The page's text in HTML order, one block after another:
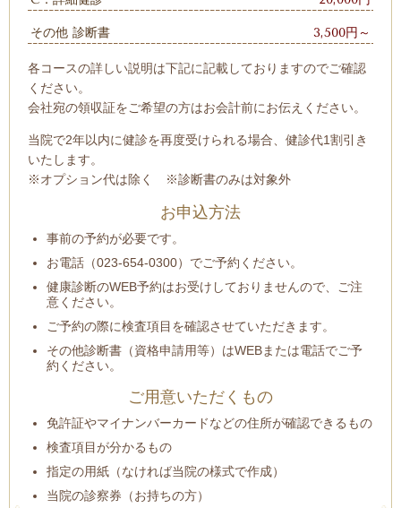
その他 診断書 3,500円～
各コースの詳しい説明は下記に記載しておりますのでご確認
ください。
会社宛の領収証をご希望の方はお会計前にお伝えください。
当院で2年以内に健診を再度受けられる場合、健診代1割引き
いたします。
※オプション代は除く ※診断書のみは対象外
お申込方法
事前の予約が必要です。
お電話（023-654-0300）でご予約ください。
健康診断のWEB予約はお受けしておりませんので、ご注
意ください。
ご予約の際に検査項目を確認させていただきます。
その他診断書（資格申請用等）はWEBまたは電話でご予
約ください。
ご用意いただくもの
免許証やマイナンバーカードなどの住所が確認できるもの
検査項目が分かるもの
指定の用紙（なければ当院の様式で作成）
当院の診察券（お持ちの方）